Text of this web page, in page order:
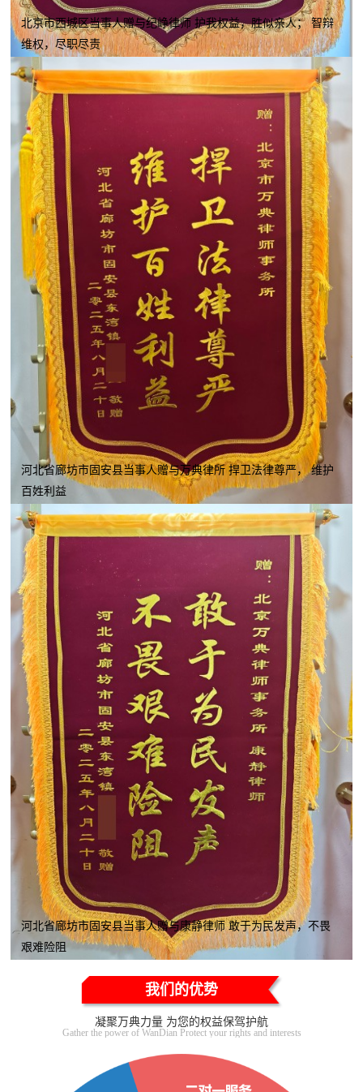
北京市西城区当事人赠与纪峥律师 护我权益，胜似亲人； 智辩
维权，尽职尽责
河北省廊坊市固安县当事人赠与万典律所 捍卫法律尊严， 维护
百姓利益
河北省廊坊市固安县当事人赠与康静律师 敢于为民发声，不畏
艰难险阻
我们的优势
凝聚万典力量 为您的权益保驾护航
Gather the power of WanDian Protect your rights and interests